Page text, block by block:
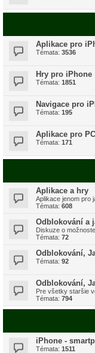
Aplikace pro
Témata: 3536
Hry pro iPhone
Témata: 1851
Navigace pro
Témata: 195
Aplikace pro PC
Témata: 171
Aplikace a hry
Aplikace jenom pro
Témata: 608
Odblokování a
Diskuze o
Témata: 72
Odblokování,
Témata: 92
Odblokování,
Pre všetky staršie
Témata: 794
iPhone -
Témata: 1511